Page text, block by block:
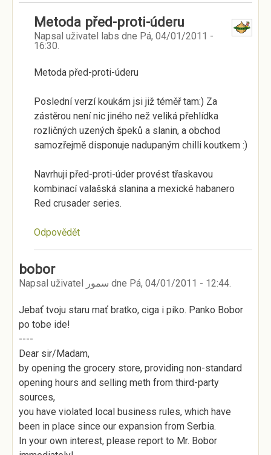
Metoda před-proti-úderu
Napsal uživatel labs dne Pá, 04/01/2011 -
16:30.
Metoda před-proti-úderu
Poslední verzí koukám jsi již téměř tam:) Za
zástěrou není nic jiného než veliká přehlídka
rozličných uzených špeků a slanin, a obchod
samozřejmě disponuje nadupaným chilli koutkem :)
Navrhuji před-proti-úder provést třaskavou
kombinací valašská slanina a mexické habanero
Red crusader series.
Odpovědět
bobor
Napsal uživatel سمور dne Pá, 04/01/2011 - 12:44.
Jebať tvoju staru mať bratko, ciga i piko. Panko Bobor
po tobe ide!
----
Dear sir/Madam,
by opening the grocery store, providing non-standard
opening hours and selling meth from third-party
sources,
you have violated local business rules, which have
been in place since our expansion from Serbia.
In your own interest, please report to Mr. Bobor